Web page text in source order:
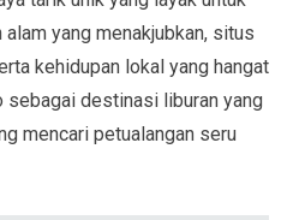
yang menakjubkan, situs
kehidupan lokal yang hangat
sebagai destinasi liburan yang
mencari petualangan seru